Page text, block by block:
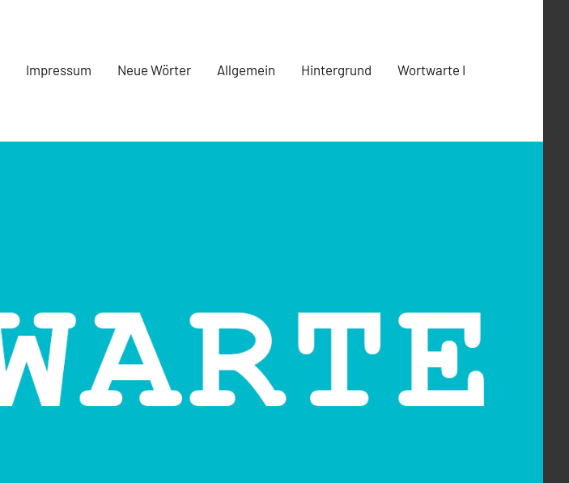
Impressum Neue Wörter Allgemein Hintergrund Wortwarte I